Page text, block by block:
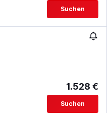
Suchen
1.528 €
Suchen